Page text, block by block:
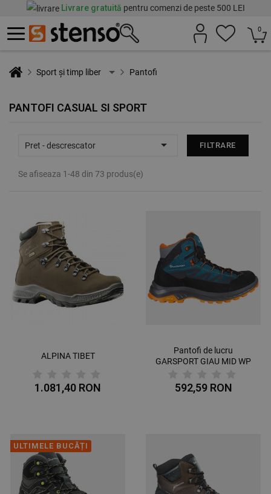
Livrare gratuită pentru comenzi de peste 500 LEI
0
Sport și timp liber Pantofi
PANTOFI CASUAL SI SPORT
Pret - descrescator  FILTRARE
Se afiseaza 1-48 din 73 produs(e)
ALPINA TIBET
1.081,40 RON
Pantofi de lucru
GARSPORT GIAU MID WP
592,59 RON
ULTIMELE BUCĂȚI